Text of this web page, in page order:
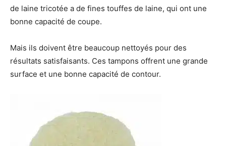
de laine tricotée a de fines touffes de laine, qui ont une
bonne capacité de coupe.
Mais ils doivent être beaucoup nettoyés pour des
résultats satisfaisants. Ces tampons offrent une grande
surface et une bonne capacité de contour.